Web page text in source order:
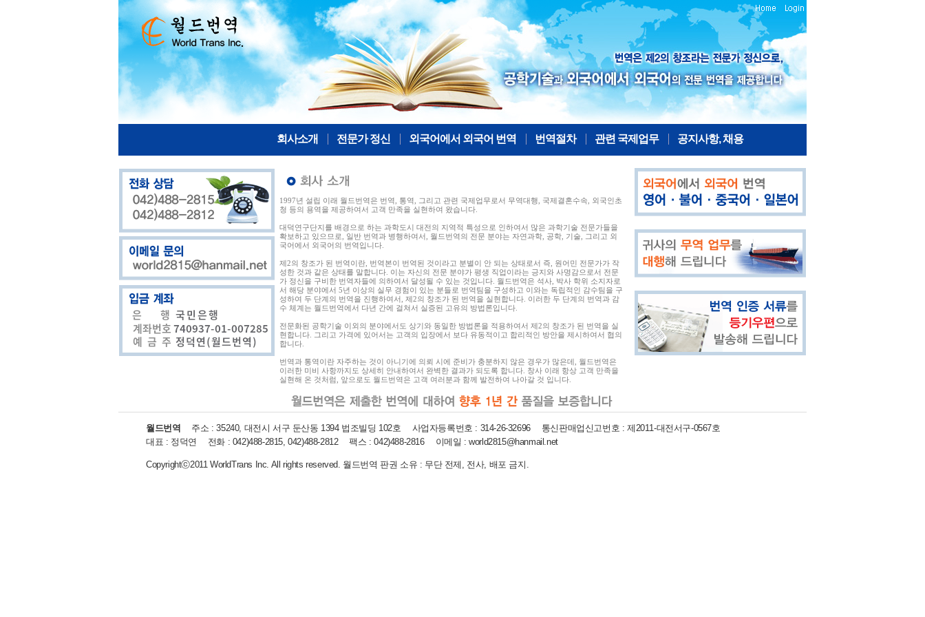
회사소개 전문가 정신 외국어에서 외국어 번역 번역절차 관련 국제업무 공지사항, 채용
1997년 설립 이래 월드번역은 번역, 통역, 그리고 관련 국제업무로서 무역대행, 국제결혼수속, 외국인초
청 등의 용역을 제공하여서 고객 만족을 실현하여 왔습니다.
대덕연구단지를 배경으로 하는 과학도시 대전의 지역적 특성으로 인하여서 많은 과학기술 전문가들을
확보하고 있으므로, 일반 번역과 병행하여서, 월드번역의 전문 분야는 자연과학, 공학, 기술, 그리고 외
국어에서 외국어의 번역입니다.
제2의 창조가 된 번역이란, 번역본이 번역된 것이라고 분별이 안 되는 상태로서 즉, 원어민 전문가가 작
성한 것과 같은 상태를 말합니다. 이는 자신의 전문 분야가 평생 직업이라는 긍지와 사명감으로서 전문
가 정신을 구비한 번역자들에 의하여서 달성될 수 있는 것입니다. 월드번역은 석사, 박사 학위 소지자로
서 해당 분야에서 5년 이상의 실무 경험이 있는 분들로 번역팀을 구성하고 이와는 독립적인 감수팀을 구
성하여 두 단계의 번역을 진행하여서, 제2의 창조가 된 번역을 실현합니다. 이러한 두 단계의 번역과 감
수 체계는 월드번역에서 다년 간에 걸쳐서 실증된 고유의 방법론입니다.
전문화된 공학기술 이외의 분야에서도 상기와 동일한 방법론을 적용하여서 제2의 창조가 된 번역을 실
현합니다. 그리고 가격에 있어서는 고객의 입장에서 보다 유동적이고 합리적인 방안을 제시하여서 협의
합니다.
번역과 통역이란 자주하는 것이 아니기에 의뢰 시에 준비가 충분하지 않은 경우가 많은데, 월드번역은
이러한 미비 사항까지도 상세히 안내하여서 완벽한 결과가 되도록 합니다. 창사 이래 항상 고객 만족을
실현해 온 것처럼, 앞으로도 월드번역은 고객 여러분과 함께 발전하여 나아갈 것 입니다.
월드번역 주소 :35240, 대전시 서구 둔산동 1394 법조빌딩 102호 사업자등록번호 : 314-26-32696 통신판매업신고번호 :제2011-대전서구-0567호
대표 : 정덕연 전화 : 042)488-2815, 042)488-2812 팩스 :042)488-2816 이메일 :world2815@hanmail.net
Copyrightⓒ2011 WorldTrans Inc. All rights reserved. 월드번역 판권 소유 : 무단 전제, 전사, 배포 금지.